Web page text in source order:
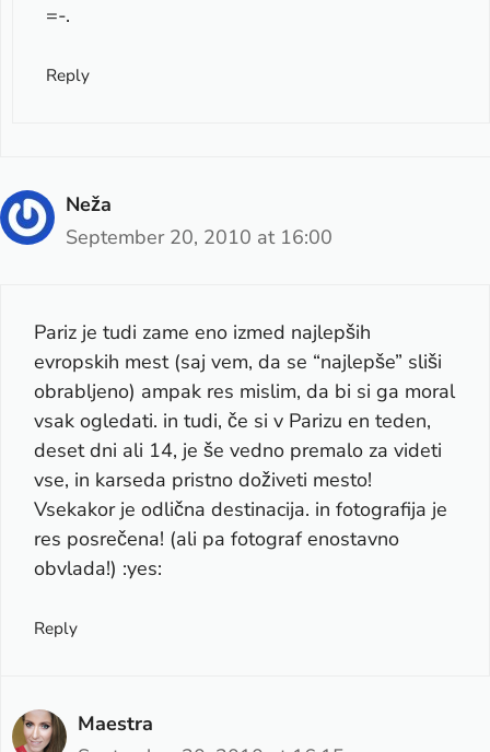
=-.
Reply
Neža
September 20, 2010 at 16:00
Pariz je tudi zame eno izmed najlepših
evropskih mest (saj vem, da se “najlepše” sliši
obrabljeno) ampak res mislim, da bi si ga moral
vsak ogledati. in tudi, če si v Parizu en teden,
deset dni ali 14, je še vedno premalo za videti
vse, in karseda pristno doživeti mesto!
Vsekakor je odlična destinacija. in fotografija je
res posrečena! (ali pa fotograf enostavno
obvlada!) :yes:
Reply
Maestra